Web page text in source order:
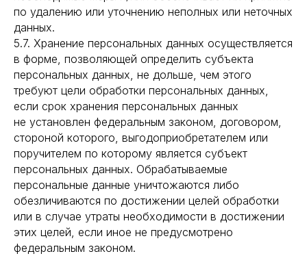
по удалению или уточнению неполных или неточных
данных.
5.7. Хранение персональных данных осуществляется
в форме, позволяющей определить субъекта
персональных данных, не дольше, чем этого
требуют цели обработки персональных данных,
если срок хранения персональных данных
не установлен федеральным законом, договором,
стороной которого, выгодоприобретателем или
поручителем по которому является субъект
персональных данных. Обрабатываемые
персональные данные уничтожаются либо
обезличиваются по достижении целей обработки
или в случае утраты необходимости в достижении
этих целей, если иное не предусмотрено
федеральным законом.